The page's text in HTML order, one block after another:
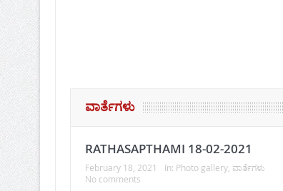
ವಾರ್ತೆಗಳು
RATHASAPTHAMI 18-02-2021
February 18, 2021 In: Photo gallery, ವಾರ್ತೆಗಳು
No comments